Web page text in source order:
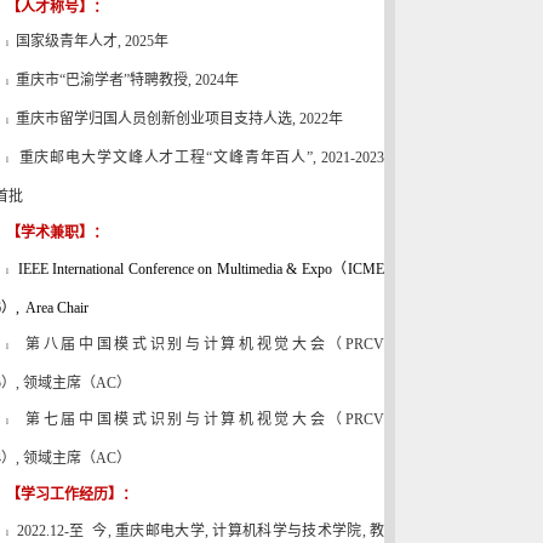
【人才称号】：
l 国家级青年人才, 2025年
l 重庆市“巴渝学者”特聘教授, 2024年
l 重庆市留学归国人员创新创业项目支持人选, 2022年
l 重庆邮电大学文峰人才工程“文峰青年百人”, 2021-2023
批
【学术兼职】：
l IEEE International Conference on Multimedia & Expo（ICME
） , Area Chair
l 第八届中国模式识别与计算机视觉大会（ PRCV
） , 领域主席（AC）
l 第七届中国模式识别与计算机视觉大会（ PRCV
） , 领域主席（AC）
【学习工作经历】：
l 2022.12-至 今,重庆邮电大学,计算机科学与技术学院,教